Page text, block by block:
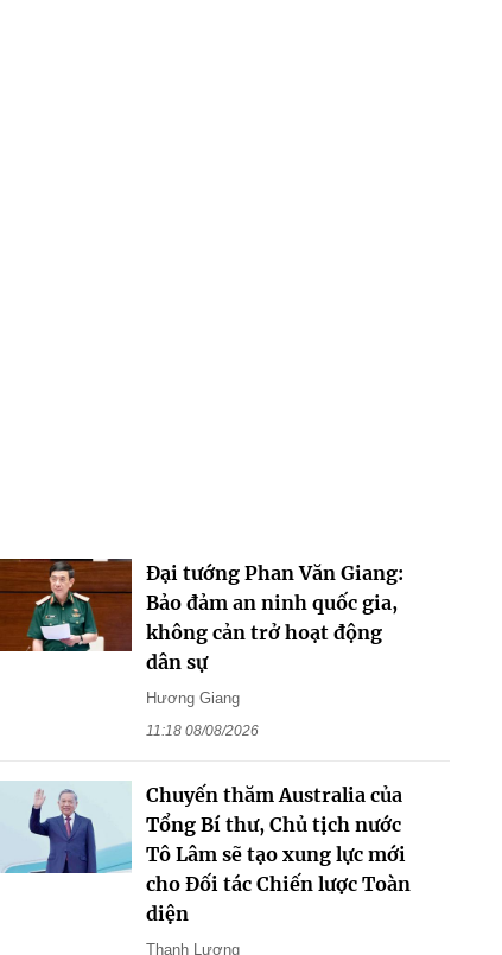
Đại tướng Phan Văn Giang:
Bảo đảm an ninh quốc gia,
không cản trở hoạt động
dân sự
Hương Giang
11:18 08/08/2026
Chuyến thăm Australia của
Tổng Bí thư, Chủ tịch nước
Tô Lâm sẽ tạo xung lực mới
cho Đối tác Chiến lược Toàn
diện
Thanh Lương